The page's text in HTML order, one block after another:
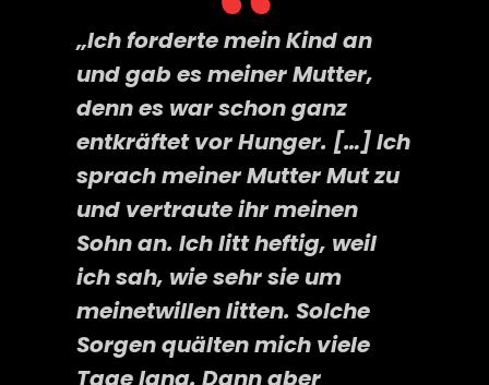
„Ich forderte mein Kind an
und gab es meiner Mutter,
denn es war schon ganz
entkräftet vor Hunger. […] Ich
sprach meiner Mutter Mut zu
und vertraute ihr meinen
Sohn an. Ich litt heftig, weil
ich sah, wie sehr sie um
meinetwillen litten. Solche
Sorgen quälten mich viele
Tage lang. Dann aber